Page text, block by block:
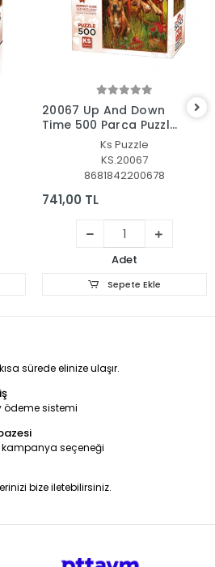
20067 Up And Down
Time 500 Parça Puzzle
-KS PuzzleKs Puzzle
KS.20067
8681842200678
741,00 TL
Adet
Sepete Ekle
sürede elinize ulaşır.
ödeme sistemi
kampanya seçeneği
bize iletebilirsiniz.